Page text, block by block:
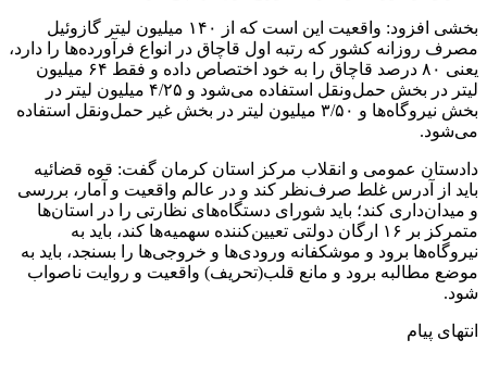
بخشی افزود: واقعیت این است که از ۱۴۰ میلیون لیتر گازوئیل
مصرف روزانه کشور که رتبه اول قاچاق در انواع فرآورده‌ها را دارد،
یعنی ۸۰ درصد قاچاق را به خود اختصاص داده و فقط ۶۴ میلیون
لیتر در بخش حمل‌ونقل استفاده می‌شود و ۴/۲۵ میلیون لیتر در
بخش نیروگاه‌ها و ۳/۵۰ میلیون لیتر در بخش غیر حمل‌ونقل استفاده
می‌شود.
دادستان عمومی و انقلاب مرکز استان کرمان گفت: قوه قضائیه
باید از آدرس غلط صرف‌نظر کند و در عالم واقعیت و آمار، بررسی
و میدان‌داری کند؛ باید شورای دستگاه‌های نظارتی را در استان‌ها
متمرکز بر ۱۶ ارگان دولتی تعیین‌کننده سهمیه‌ها کند، باید به
نیروگاه‌ها برود و موشکفانه ورودی‌ها و خروجی‌ها را بسنجد، باید به
موضع مطالبه برود و مانع قلب(تحریف) واقعیت و روایت ناصواب
شود.
انتهای پیام